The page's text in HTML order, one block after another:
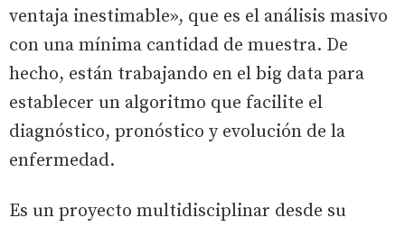
ventaja inestimable», que es el análisis masivo
con una mínima cantidad de muestra. De
hecho, están trabajando en el big data para
establecer un algoritmo que facilite el
diagnóstico, pronóstico y evolución de la
enfermedad.
Es un proyecto multidisciplinar desde su